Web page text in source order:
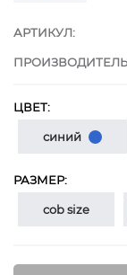
АРТИКУЛ:
ЦВЕТ:
синий
РАЗМЕР:
cob size